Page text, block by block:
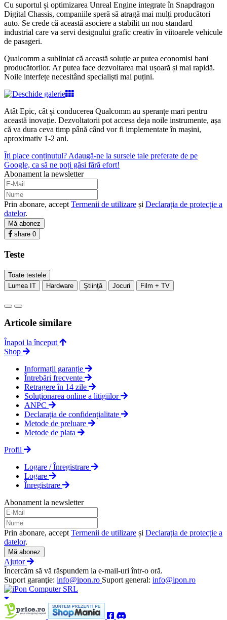
Cu suportul și optimizarea Unreal Engine integrate în Snapdragon
Digital Chassis, companiile speră să atragă mai mulți producători
auto. Se crede că această asociere a stabilit un nou standard
industrial care va servi designului grafic creativ în viitoarele vehicule
de pasageri.
Qualcomm a subliniat că această soluție ar putea economisi bani
producătorilor. Ar putea face dezvoltarea mai ușoară și mai rapidă.
Noile interfețe necesitând specialiști mai puțini.
Atât Epic, cât și conducerea Qualcomm au speranțe mari pentru
această inovație. Dezvoltatorii pot accesa deja noile instrumente, așa
că va dura ceva timp până când vor fi implementate în mașini,
aproximativ 1-2 ani.
Îți place conținutul? Adaugă-ne la sursele tale preferate de pe
Google, ca să ne poți găsi fără efort!
Abonament la newsletter
Prin abonare, accept Termenii de utilizare și Declarația de protecție a
datelor.
Mă abonez
share 0
Teste
Toate testele
Lumea IT
Hardware Ştiinţă Jocuri Film + TV
Articole similare
Înapoi la început
Shop
Informații garanție
Întrebări frecvente
Retragere în 14 zile
Soluționarea online a litigiilor
ANPC
Declarația de confidențialitate
Metode de preluare
Metode de plata
Profil
Logare / Înregistrare
Logare
Înregistrare
Abonament la newsletter
Prin abonare, accept Termenii de utilizare și Declarația de protecție a
datelor.
Mă abonez
Ajutor
Încercăm să vă răspundem la e-mail-uri într-o oră.
Suport garanţie: info@ipon.ro Suport general: info@ipon.ro